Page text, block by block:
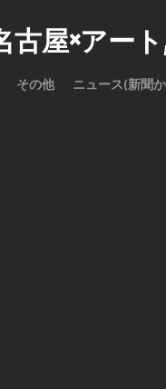
名古屋×ア
その他 ニュース(新聞